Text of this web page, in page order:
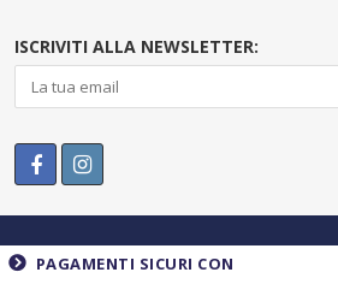
ISCRIVITI ALLA NEWSLETTER:
PAGAMENTI SICURI CON